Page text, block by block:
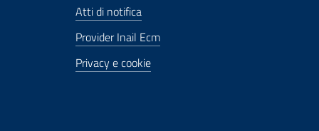
Atti di notifica
Provider Inail Ecm
Privacy e cookie